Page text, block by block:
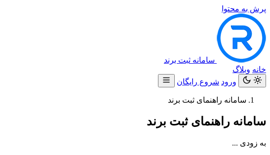
پرش به محتوا
سامانه ثبت برند
خانه وبلاگ
ورود شروع رایگان
سامانه راهنمای ثبت برند
سامانه راهنمای ثبت برند
به زودی ...